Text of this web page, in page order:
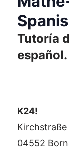
Tutoría
español.
K24!
Kirchstraße
04552